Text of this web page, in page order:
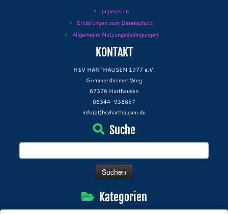
Impressum
Erklärungen zum Datenschutz
Allgemeine Nutzungsbedingungen
KONTAKT
HSV HARTHAUSEN 1977 e.V.
Gommersheimer Weg
67376 Harthausen
06344-938857
info(at)hsvharthausen.de
Suche
Kategorien